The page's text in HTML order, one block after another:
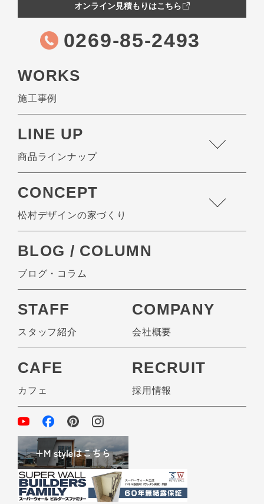
オンライン見積もりはこちら
0269-85-2493
WORKS
施工事例
LINE UP
商品ラインナップ
CONCEPT
松村デザインの家づくり
BLOG / COLUMN
ブログ・コラム
STAFF
スタッフ紹介
COMPANY
会社概要
CAFE
カフェ
RECRUIT
採用情報